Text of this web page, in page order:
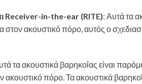
Receiver-in-the-ear (RITE): Αυτά τα
στον ακουστικό πόρο, αυτός ο
τα ακουστικά βαρηκοΐας είναι
ακουστικό πόρο. Τα ακουστικά